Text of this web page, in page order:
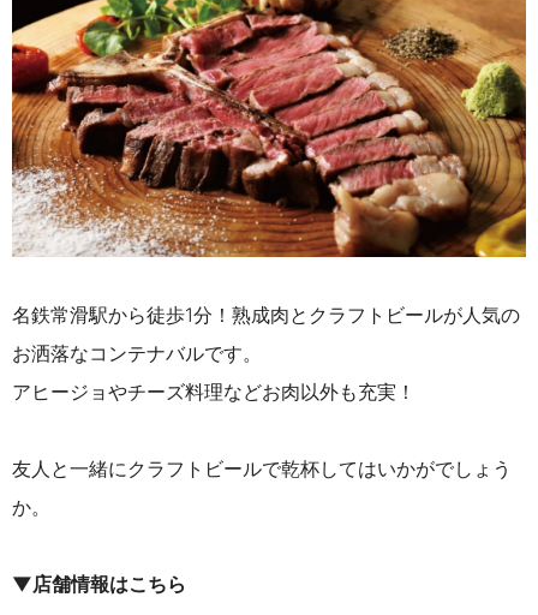
名鉄常滑駅から徒歩1分！熟成肉とクラフトビールが人気の
お洒落なコンテナバルです。
アヒージョやチーズ料理などお肉以外も充実！
友人と一緒にクラフトビールで乾杯してはいかがでしょう
か。
▼店舗情報はこちら